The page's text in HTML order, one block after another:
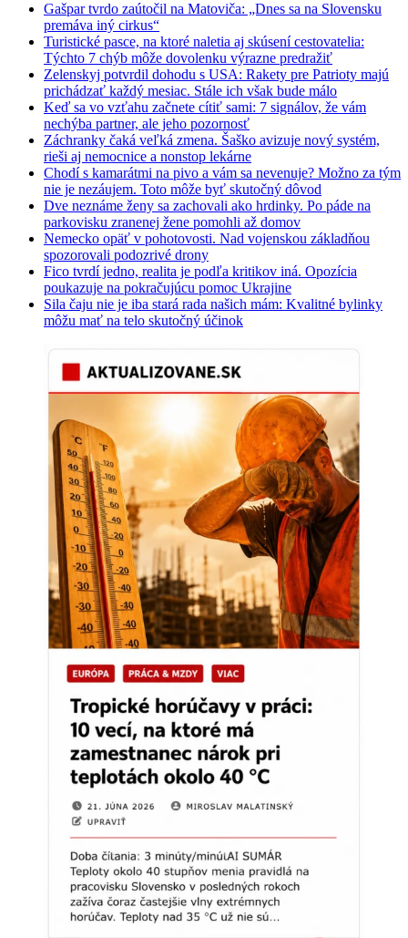
Gašpar tvrdo zaútočil na Matoviča: „Dnes sa na Slovensku
premáva iný cirkus“
Turistické pasce, na ktoré naletia aj skúsení cestovatelia:
Týchto 7 chýb môže dovolenku výrazne predražiť
Zelenskyj potvrdil dohodu s USA: Rakety pre Patrioty majú
prichádzať každý mesiac. Stále ich však bude málo
Keď sa vo vzťahu začnete cítiť sami: 7 signálov, že vám
nechýba partner, ale jeho pozornosť
Záchranky čaká veľká zmena. Šaško avizuje nový systém,
rieši aj nemocnice a nonstop lekárne
Chodí s kamarátmi na pivo a vám sa nevenuje? Možno za tým
nie je nezáujem. Toto môže byť skutočný dôvod
Dve neznáme ženy sa zachovali ako hrdinky. Po páde na
parkovisku zranenej žene pomohli až domov
Nemecko opäť v pohotovosti. Nad vojenskou základňou
spozorovali podozrivé drony
Fico tvrdí jedno, realita je podľa kritikov iná. Opozícia
poukazuje na pokračujúcu pomoc Ukrajine
Sila čaju nie je iba stará rada našich mám: Kvalitné bylinky
môžu mať na telo skutočný účinok